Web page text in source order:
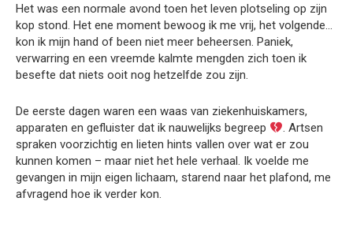
Het was een normale avond toen het leven plotseling op zijn
kop stond. Het ene moment bewoog ik me vrij, het volgende…
kon ik mijn hand of been niet meer beheersen. Paniek,
verwarring en een vreemde kalmte mengden zich toen ik
besefte dat niets ooit nog hetzelfde zou zijn.
De eerste dagen waren een waas van ziekenhuiskamers,
apparaten en gefluister dat ik nauwelijks begreep
. Artsen
spraken voorzichtig en lieten hints vallen over wat er zou
kunnen komen – maar niet het hele verhaal. Ik voelde me
gevangen in mijn eigen lichaam, starend naar het plafond, me
afvragend hoe ik verder kon.